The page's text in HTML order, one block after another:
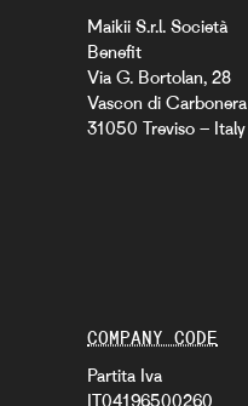
Maikii S.r.l. Società
Benefit
Via G. Bortolan, 28
Vascon di Carbonera
31050 Treviso – Italy
COMPANY CODE
Partita Iva
IT04196500260